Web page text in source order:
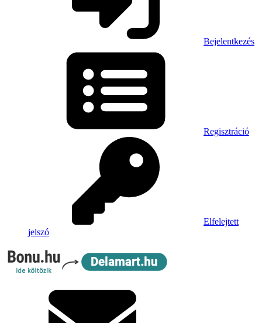
Bejelentkezés
Regisztráció
Elfelejtett
jelszó